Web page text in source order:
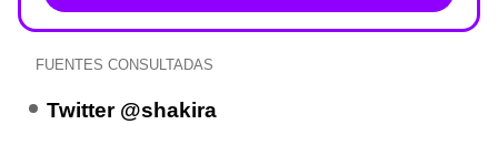
FUENTES CONSULTADAS
Twitter @shakira